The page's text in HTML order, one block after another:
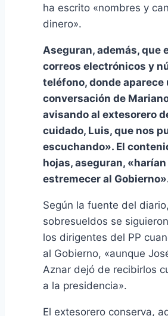
ha escrito «nombres y
dinero».
Aseguran, además, que
correos electrónicos y
teléfono, donde aparece
conversación de
avisando al extesorero
cuidado, Luis, que nos
escuchando». El
hojas, aseguran, «harí­an
estremecer al
Según la fuente del
sobresueldos se
los dirigentes del PP
al Gobierno, «aunque
Aznar dejó de recibirlos
a la presidencia».
El extesorero conserva,